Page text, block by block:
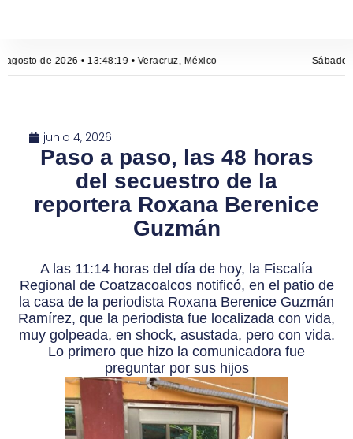
de 2026 • 13:48:19 • Veracruz, México Sábado,
junio 4, 2026
Paso a paso, las 48 horas
del secuestro de la
reportera Roxana Berenice
Guzmán
A las 11:14 horas del día de hoy, la Fiscalía
Regional de Coatzacoalcos notificó, en el patio de
la casa de la periodista Roxana Berenice Guzmán
Ramírez, que la periodista fue localizada con vida,
muy golpeada, en shock, asustada, pero con vida.
Lo primero que hizo la comunicadora fue
preguntar por sus hijos